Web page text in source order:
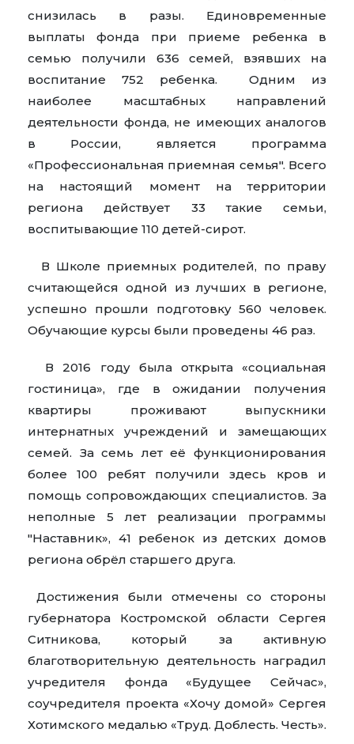
снизилась в разы. Единовременные
выплаты фонда при приеме ребенка в
семью получили 636 семей, взявших на
воспитание 752 ребенка. Одним из
наиболее масштабных направлений
деятельности фонда, не имеющих аналогов
в России, является программа
«Профессиональная приемная семья". Всего
на настоящий момент на территории
региона действует 33 такие семьи,
воспитывающие 110 детей-сирот.
В Школе приемных родителей, по праву
считающейся одной из лучших в регионе,
успешно прошли подготовку 560 человек.
Обучающие курсы были проведены 46 раз.
В 2016 году была открыта «социальная
гостиница», где в ожидании получения
квартиры проживают выпускники
интернатных учреждений и замещающих
семей. За семь лет её функционирования
более 100 ребят получили здесь кров и
помощь сопровождающих специалистов. За
неполные 5 лет реализации программы
"Наставник», 41 ребенок из детских домов
региона обрёл старшего друга.
Достижения были отмечены со стороны
губернатора Костромской области Сергея
Ситникова, который за активную
благотворительную деятельность наградил
учредителя фонда «Будущее Сейчас»,
соучредителя проекта «Хочу домой» Сергея
Хотимского медалью «Труд. Доблесть. Честь».